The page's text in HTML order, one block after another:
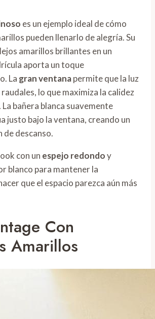
es un ejemplo ideal de cómo
pueden llenarlo de alegría. Su
amarillos brillantes en un
aporta un toque
La gran ventanapermite que la luz
lo que maximiza la calidez
La bañera blanca suavemente
justo bajo la ventana, creando un
de descanso.
con un espejo redondoy
blanco para mantener la
que el espacio parezca aún más
Con
Amarillos